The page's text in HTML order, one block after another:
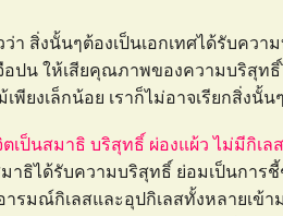
สิ่งนั้นๆต้องเป็นเอกเทศได้รับควา
ปน ให้เสียคุณภาพของความบริสุทธิ์ไ
ยงเล็กน้อย เราก็ไม่อาจเรียกสิ่งนั้น
ตเป็นสมาธิ บริสุทธิ์ ผ่องแผ้ว ไม่มีกิเล
าธิได้รับความบริสุทธิ์ ย่อมเป็นการ
รมณ์กิเลสและอุปกิเลสทั้งหลายเข้า